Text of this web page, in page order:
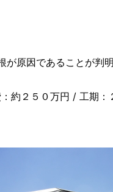
原因であることが
約２５０万円 / 工期：